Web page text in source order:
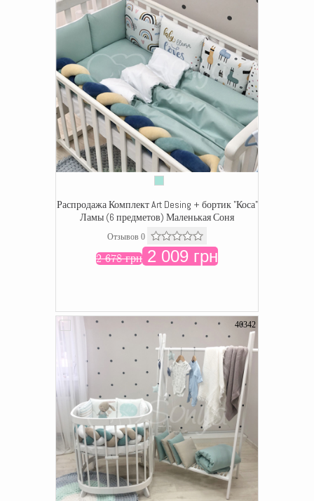
Распродажа Комплект Art Desing + бортик "Коса"
Ламы (6 предметов) Маленькая Соня
Отзывов 0
2 678 грн 2 009 грн
40342